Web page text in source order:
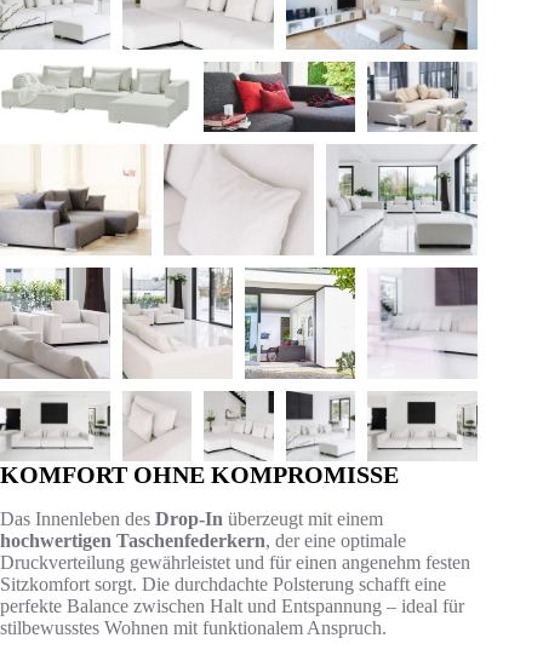
KOMFORT OHNE KOMPROMISSE
Das Innenleben des Drop-In überzeugt mit einem
hochwertigen Taschenfederkern, der eine optimale
Druckverteilung gewährleistet und für einen angenehm festen
Sitzkomfort sorgt. Die durchdachte Polsterung schafft eine
perfekte Balance zwischen Halt und Entspannung – ideal für
stilbewusstes Wohnen mit funktionalem Anspruch.